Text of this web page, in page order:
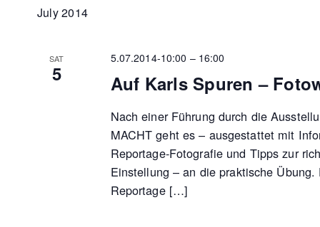
July 2014
SAT
5 Auf Karls Spuren –
5.07.2014-10:00 – 16:00
Nach einer Führung durch die
MACHT geht es – ausgestattet mit
Reportage-Fotografie und Tipps zur
Einstellung – an die praktische
Reportage […]